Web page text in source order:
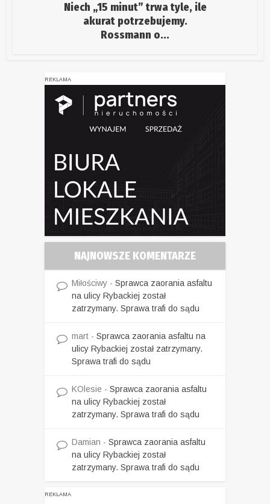
Niech „15 minut” trwa tyle, ile
akurat potrzebujemy.
Rossmann o...
REKLAMA
NAJNOWSZE KOMENTARZE
Miłościwy - Sprawca zaorania asfaltu
na ulicy Rybackiej został
zatrzymany. Sprawa trafi do sądu
mart - Sprawca zaorania asfaltu na
ulicy Rybackiej został zatrzymany.
Sprawa trafi do sądu
KOlesie - Sprawca zaorania asfaltu
na ulicy Rybackiej został
zatrzymany. Sprawa trafi do sądu
Damian - Sprawca zaorania asfaltu
na ulicy Rybackiej został
zatrzymany. Sprawa trafi do sądu
REKLAMA